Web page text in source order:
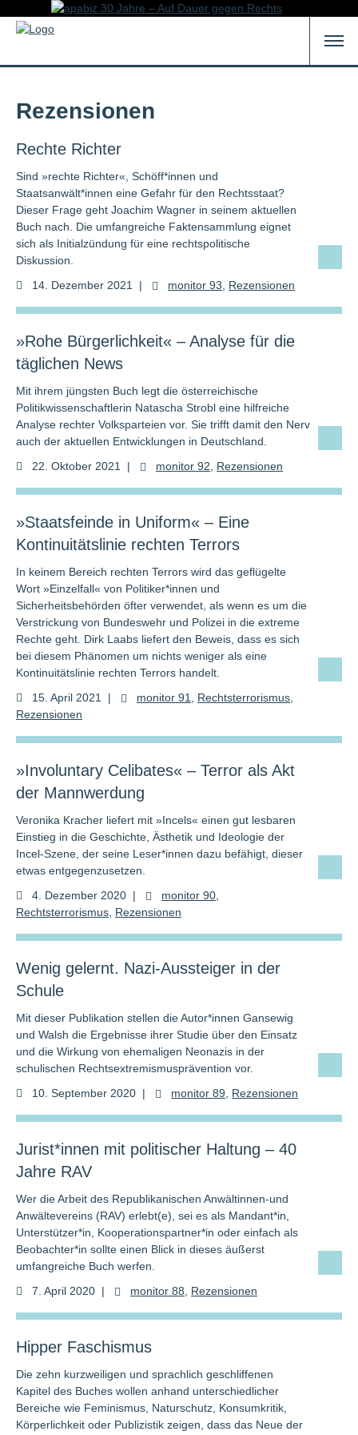
Rezensionen
Rechte Richter
Sind »rechte Richter«, Schöff*innen und
Staatsanwält*innen eine Gefahr für den Rechtsstaat?
Dieser Frage geht Joachim Wagner in seinem aktuellen
Buch nach. Die umfangreiche Faktensammlung eignet
sich als Initialzündung für eine rechtspolitische
Diskussion.
14. Dezember 2021
| monitor 93 Rezensionen
»Rohe Bürgerlichkeit« – Analyse für die
täglichen News
Mit ihrem jüngsten Buch legt die österreichische
Politikwissenschaftlerin Natascha Strobl eine hilfreiche
Analyse rechter Volksparteien vor. Sie trifft damit den Nerv
auch der aktuellen Entwicklungen in Deutschland.
22. Oktober 2021
| monitor 92 Rezensionen
»Staatsfeinde in Uniform« – Eine
Kontinuitätslinie rechten Terrors
In keinem Bereich rechten Terrors wird das geflügelte
Wort »Einzelfall« von Politiker*innen und
Sicherheitsbehörden öfter verwendet, als wenn es um die
Verstrickung von Bundeswehr und Polizei in die extreme
Rechte geht. Dirk Laabs liefert den Beweis, dass es sich
bei diesem Phänomen um nichts weniger als eine
Kontinuitätslinie rechten Terrors handelt.
15. April 2021
| monitor 91 Rechtsterrorismus
Rezensionen
»Involuntary Celibates« – Terror als Akt
der Mannwerdung
Veronika Kracher liefert mit »Incels« einen gut lesbaren
Einstieg in die Geschichte, Ästhetik und Ideologie der
Incel-Szene, der seine Leser*innen dazu befähigt, dieser
etwas entgegenzusetzen.
4. Dezember 2020 | monitor 90
Rechtsterrorismus Rezensionen
Wenig gelernt. Nazi-Aussteiger in der
Schule
Mit dieser Publikation stellen die Autor*innen Gansewig
und Walsh die Ergebnisse ihrer Studie über den Einsatz
und die Wirkung von ehemaligen Neonazis in der
schulischen Rechtsextremismusprävention vor.
10. September 2020 | monitor 89 Rezensionen
Jurist*innen mit politischer Haltung – 40
Jahre RAV
Wer die Arbeit des Republikanischen Anwältinnen-und
Anwältevereins (RAV) erlebt(e), sei es als Mandant*in,
Unterstützer*in, Kooperationspartner*in oder einfach als
Beobachter*in sollte einen Blick in dieses äußerst
umfangreiche Buch werfen.
7. April 2020 | monitor 88 Rezensionen
Hipper Faschismus
Die zehn kurzweiligen und sprachlich geschliffenen
Kapitel des Buches wollen anhand unterschiedlicher
Bereiche wie Feminismus, Naturschutz, Konsumkritik,
Körperlichkeit oder Publizistik zeigen, dass das Neue der